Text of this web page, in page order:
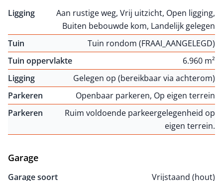
Ligging
Aan rustige weg, Vrij uitzicht, Open ligging,
Buiten bebouwde kom, Landelijk gelegen
Tuin
Tuin rondom (FRAAI_AANGELEGD)
Tuin oppervlakte
6.960 m²
Ligging
Gelegen op (bereikbaar via achterom)
Parkeren
Openbaar parkeren, Op eigen terrein
Parkeren
Ruim voldoende parkeergelegenheid op
eigen terrein.
Garage
Garage soort Vrijstaand (hout)